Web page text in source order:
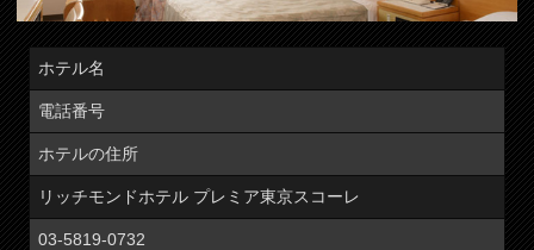
ホテル名
電話番号
ホテルの住所
リッチモンドホテル プレミア東京スコーレ
03-5819-0732